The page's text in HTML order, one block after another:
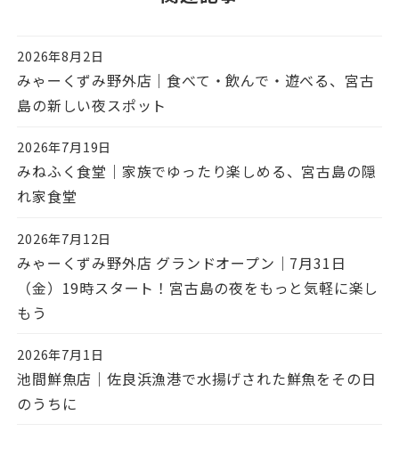
投稿日
2026年8月2日
みゃーくずみ野外店｜食べて・飲んで・遊べる、宮古
島の新しい夜スポット
投稿日
2026年7月19日
みねふく食堂｜家族でゆったり楽しめる、宮古島の隠
れ家食堂
投稿日
2026年7月12日
みゃーくずみ野外店 グランドオープン｜7月31日
（金）19時スタート！宮古島の夜をもっと気軽に楽し
もう
投稿日
2026年7月1日
池間鮮魚店｜佐良浜漁港で水揚げされた鮮魚をその日
のうちに